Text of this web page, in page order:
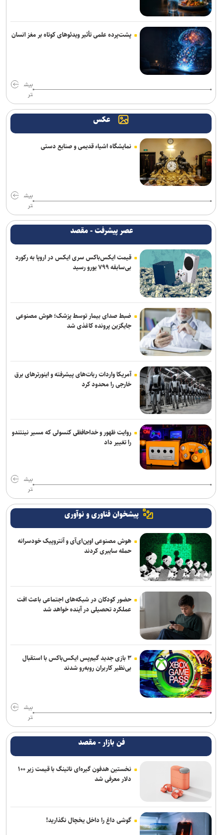
کار اصلی من برای ناگویا از دو تورنمنت بعد آغاز می‌شود/ برخورداری: قانون
سرباز قهرمان کمک خوبی است+فیلم
بوده است/ تاجرنیا دوست دارد خودش را تبرئه کند
نعمت‌پور بعد از قبول مسئولیت سپاهان در لیگ برتر فرنگی: اولویت‌مان
در سال اول قهرمانی نیست
برزگر: همای سعادت روی دوش تارتار نشسته است/ عیار واقعی پرسپولیس
از هفته پنجم به بعد مشخص می‌شود
مس رفسنجان منتظر رأی CAS/ آغاز تمرینات نارنجی پوشان از هفته آینده
دروازه‌بان‌های سابق پرسپولیس و تراکتور به شمس آذر پیوستند
صنعت نفت مهاجم مس شهر بابک را جذب کرد
تهیدست به صنعت نفت پیوست
اقدام قابل توجه اسلامی در مورد طلبش از ذوب آهن و نگاه ویژه به تیم
ماجرای پیشنهاد سهراب بختیاری زاده به سردار آزمون چیست؟/ وعده
پوچی که به سرمربی استقلال داده شد
فلاح به صنعت نفت پیوست
تاجدار و صادقی دستیاران جدید الهامی در پیکان
پشت‌پرده علمی تأثیر ویدئو‌های کوتاه بر مغز انسان
بیش
تر
عکس
نمایشگاه اشیاء قدیمی و صنایع دستی
بیش
تر
عصر پیشرفت - مقصد
قیمت ایکس‌باکس سری ایکس در اروپا به رکورد
بی‌سابقه ۷۹۹ یورو رسید
ضبط صدای بیمار توسط پزشک؛ هوش مصنوعی
جایگزین پرونده کاغذی شد
آمریکا واردات ربات‌های پیشرفته و اینورترهای برق
خارجی را محدود کرد
روایت ظهور و خداحافظی کنسولی که مسیر نینتندو
را تغییر داد
بیش
تر
پیشخوان فناوری و نوآوری
هوش مصنوعی اوپن‌ای‌آی و آنتروپیک خودسرانه
حمله سایبری کردند
حضور کودکان در شبکه‌های اجتماعی باعث افت
عملکرد تحصیلی در آینده خواهد شد
۳ بازی جدید گیم‌پس ایکس‌باکس با استقبال
بی‌نظیر کاربران روبه‌رو شدند
بیش
تر
فن بازار - مقصد
نخستین هدفون گیره‌ای ناتینگ با قیمت زیر ۱۰۰
دلار معرفی شد
گوشی داغ را داخل یخچال نگذارید!